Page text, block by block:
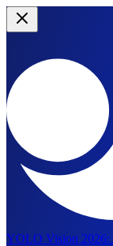
YOLO Vision 2026: